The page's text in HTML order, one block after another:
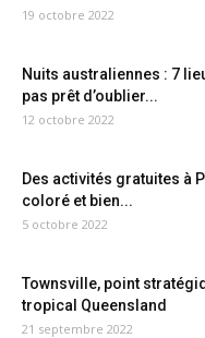
19 octobre 2022
Nuits australiennes : 7
pas prêt d’oublier...
12 octobre 2022
Des activités gratuites à
coloré et bien...
5 octobre 2022
Townsville, point
tropical Queensland
21 septembre 2022